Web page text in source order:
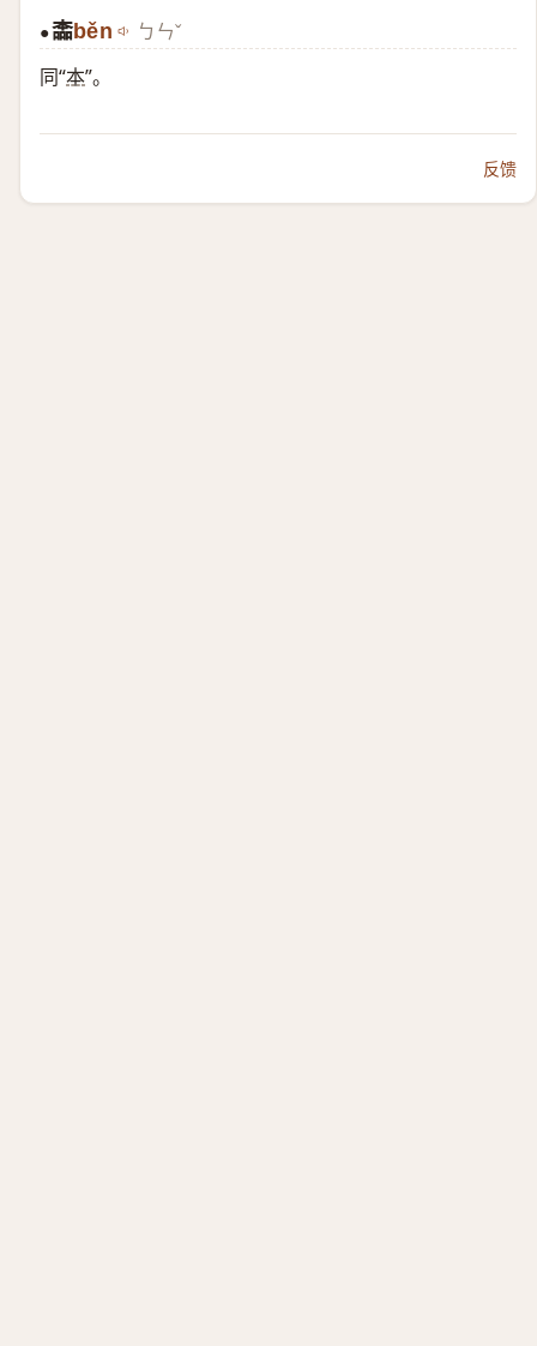
●㮺běn ㄅㄣˇ
同“本”。
反馈